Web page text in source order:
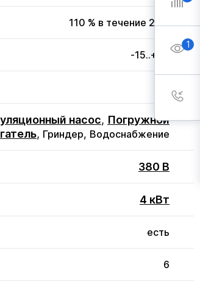
110 % в течение 20 с
-15..+50
насос, Погружной
, Гриндер, Водоснабжение
380 В
4 кВт
есть
6
1